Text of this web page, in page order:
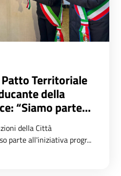
Territoriale
della
“Siamo parte...
della Città
parte all'iniziativa progr...